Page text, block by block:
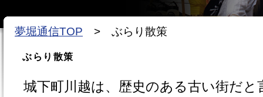
夢堀通信TOP > ぶらり散策
ぶらり散策
城下町川越は、歴史のある古い街だ